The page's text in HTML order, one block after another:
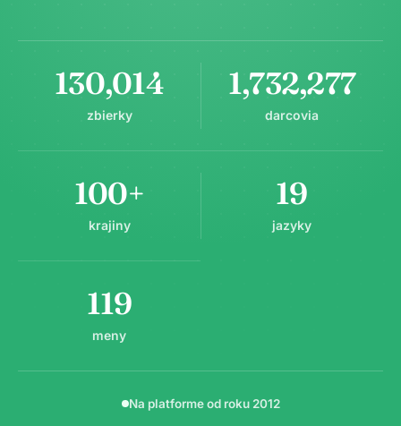
130,014
zbierky
1,732,277
darcovia
100+
krajiny
19
jazyky
119
meny
Na platforme od roku 2012